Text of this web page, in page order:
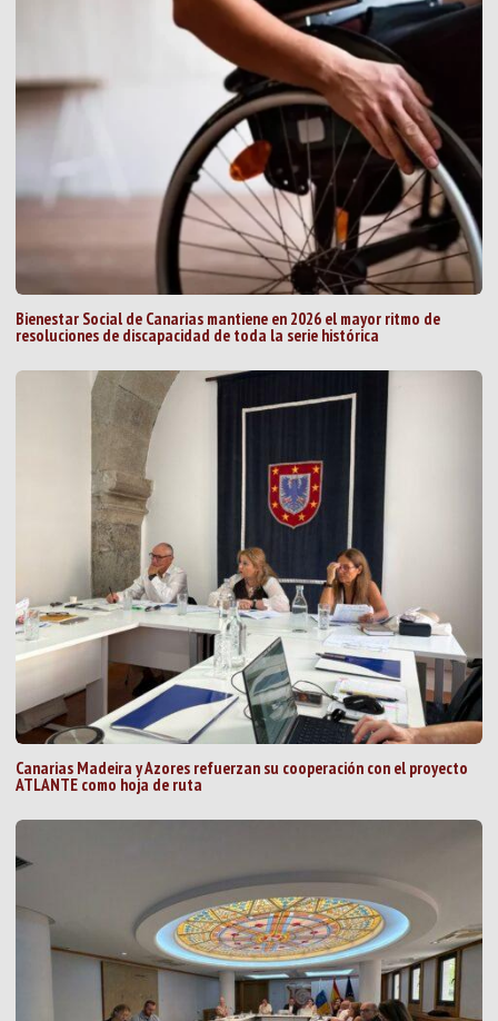
Bienestar Social de Canarias mantiene en 2026 el mayor ritmo de
resoluciones de discapacidad de toda la serie histórica
Canarias Madeira y Azores refuerzan su cooperación con el proyecto
ATLANTE como hoja de ruta